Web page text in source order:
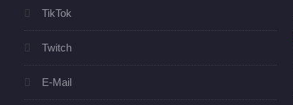
TikTok
Twitch
E-Mail